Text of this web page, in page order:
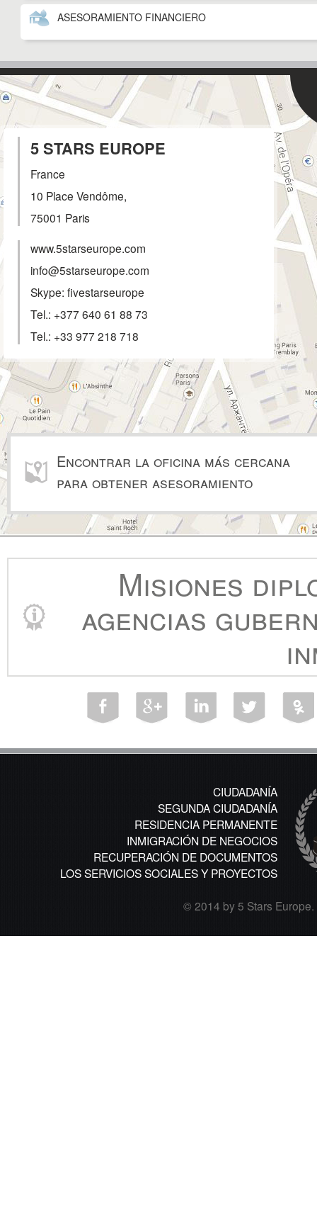
ASESORAMIENTO FINANCIERO
5 STARS EUROPE
France
10 Place Vendôme,
75001 Paris
www.5starseurope.com
info@5starseurope.com
Skype: fivestarseurope
Tel.: +377 640 61 88 73
Tel.: +33 977 218 718
Encontrar la oficina más cercana
para obtener asesoramiento
Misiones
agencias
CIUDADANÍA
SEGUNDA CIUDADANÍA
RESIDENCIA PERMANENTE
INMIGRACIÓN DE NEGOCIOS
RECUPERACIÓN DE DOCUMENTOS
LOS SERVICIOS SOCIALES Y PROYECTOS
© 2014 by 5 Stars